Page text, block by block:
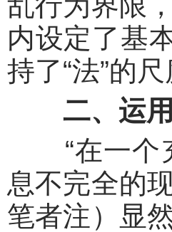
内设定了基
持了“法”的
二、运
“在一个充
息不完全的
笔者注）显